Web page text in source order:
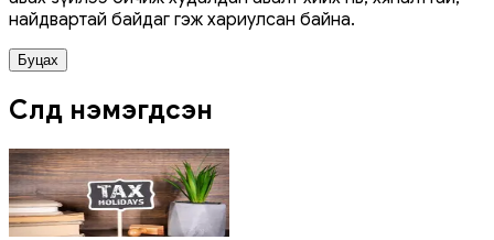
найдвартай байдаг гэж хариулсан байна.
Буцах
Сүүлд нэмэгдсэн